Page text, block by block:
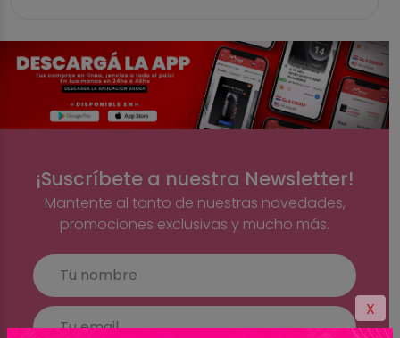
X
¡Suscríbete a nuestra Newsletter!
Mantente al tanto de nuestras novedades,
promociones exclusivas y mucho más.